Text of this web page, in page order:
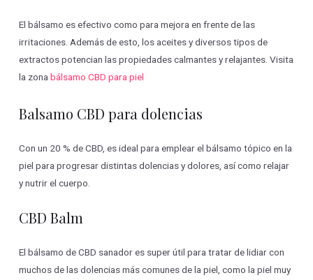
El bálsamo es efectivo como para mejora en frente de las
irritaciones. Además de esto, los aceites y diversos tipos de
extractos potencian las propiedades calmantes y relajantes. Visita
la zonabálsamo CBD para piel
Balsamo CBD para dolencias
Con un 20 % de CBD, es ideal para emplear el bálsamo tópico en la
piel para progresar distintas dolencias y dolores, así como relajar
y nutrir el cuerpo.
CBD Balm
El bálsamo de CBD sanador es super útil para tratar de lidiar con
muchos de las dolencias más comunes de la piel, como la piel muy